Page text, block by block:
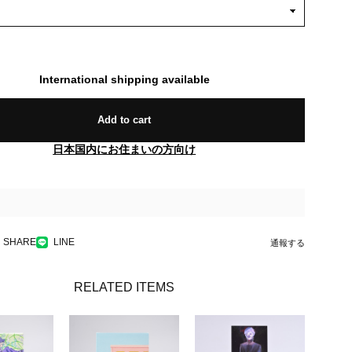
International shipping available
Add to cart
日本国内にお住まいの方向け
SHARE LINE 通報する
RELATED ITEMS